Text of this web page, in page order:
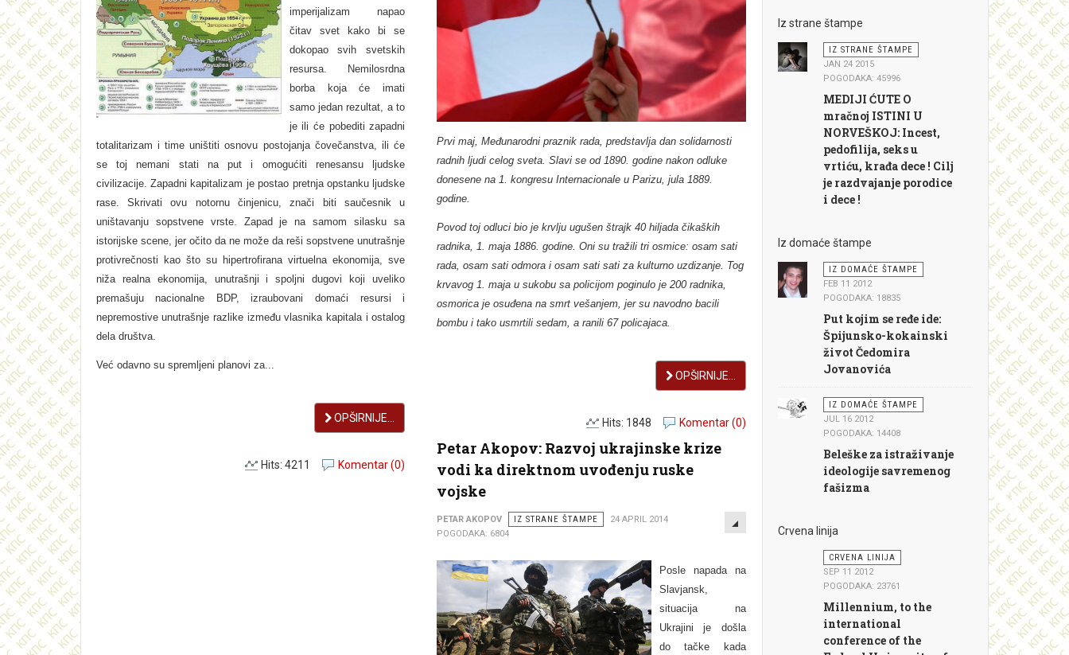
imperijalizam napao
čitav svet kako bi se
dokopao svih svetskih
resursa. Nemilosrdna
borba koja će imati
samo jedan rezultat, a to
je ili će pobediti zapadni
totalitarizam i time uništiti osnovu postojanja čovečanstva, ili će
se toj nemani stati na put i omogućiti renesansu ljudske
civilizacije. Zapadni kapitalizam je postao pretnja opstanku ljudske
rase. Skrivati ovu notornu činjenicu, znači biti saučesnik u
uništavanju sopstvene vrste. Zapad je na samom silasku sa
istorijske scene, jer očito da ne može da reši sopstvene unutrašnje
protivrečnosti kao što su hipertrofirana virtuelna ekonomija, sve
niža realna ekonomija, unutrašnji i spoljni dugovi koji uveliko
premašuju nacionalne BDP, izraubovani domaći resursi i
nepremostive unutrašnje razlike između vlasnika kapitala i ostalog
dela društva.
Već odavno su spremljeni planovi za...
OPŠIRNIJE...
Komentar (0)
Hits: 4211
Prvi maj, Međunarodni praznik rada, predstavlja dan solidarnosti
radnih ljudi celog sveta. Slavi se od 1890. godine nakon odluke
donesene na 1. kongresu Internacionale u Parizu, jula 1889.
godine.
Povod toj odluci bio je krvlju ugušen štrajk 40 hiljada čikaških
radnika, 1. maja 1886. godine. Oni su tražili tri osmice: osam sati
rada, osam sati odmora i osam sati sati za kulturno uzdizanje. Tog
krvavog 1. maja u sukobu sa policijom poginulo je 200 radnika,
osmorica je osuđena na smrt vešanjem, jer su navodno bacili
bombu i tako usmrtili sedam, a ranili 67 policajaca.
OPŠIRNIJE...
Komentar (0)
Hits: 1848
Petar Akopov: Razvoj ukrajinske krize
vodi ka direktnom uvođenju ruske
vojske
EMPTY
PETAR AKOPOV IZ STRANE ŠTAMPE
24 APRIL 2014
POGODAKA: 6804
Posle napada na
Slavjansk,
situacija na
Ukrajini je došla
do tačke kada
Iz strane štampe
IZ STRANE ŠTAMPE
JAN 24 2015
POGODAKA: 45996
MEDIJI ĆUTE O
mračnoj ISTINI U
NORVEŠKOJ: Incest,
pedofilija, seks u
vrtiću, krađa dece ! Cilj
je razdvajanje porodice
i dece !
Iz domaće štampe
IZ DOMAĆE ŠTAMPE
FEB 11 2012
POGODAKA: 18835
Put kojim se ređe ide:
Špijunsko-kokainski
život Čedomira
Jovanovića
IZ DOMAĆE ŠTAMPE
JUL 16 2012
POGODAKA: 14408
Beleške za istraživanje
ideologije savremenog
fašizma
Crvena linija
CRVENA LINIJA
SEP 11 2012
POGODAKA: 23761
Millennium, to the
international
conference of the